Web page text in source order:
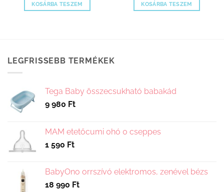
KOSÁRBA TESZEM KOSÁRBA TESZEM
LEGFRISSEBB TERMÉKEK
Tega Baby összecsukható babakád
9 980 Ft
MAM etetőcumi 0hó 0 cseppes
1 590 Ft
BabyOno orrszívó elektromos, zenével bézs
18 990 Ft